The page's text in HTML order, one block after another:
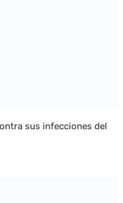
sus infecciones del